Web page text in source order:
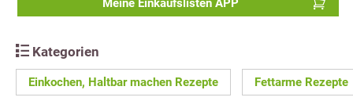
Meine Einkaufslisten APP
Kategorien
Einkochen, Haltbar machen Rezepte Fettarme Rezepte